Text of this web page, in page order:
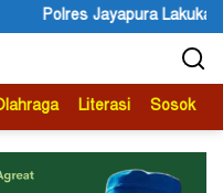
Keracunan Akibat
Literasi Sosok